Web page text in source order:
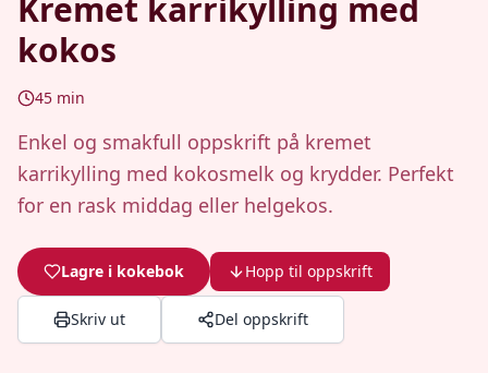
Kremet karrikylling med
kokos
45 min
Enkel og smakfull oppskrift på kremet
karrikylling med kokosmelk og krydder. Perfekt
for en rask middag eller helgekos.
Lagre i kokebok Hopp til oppskrift
Skriv ut Del oppskrift